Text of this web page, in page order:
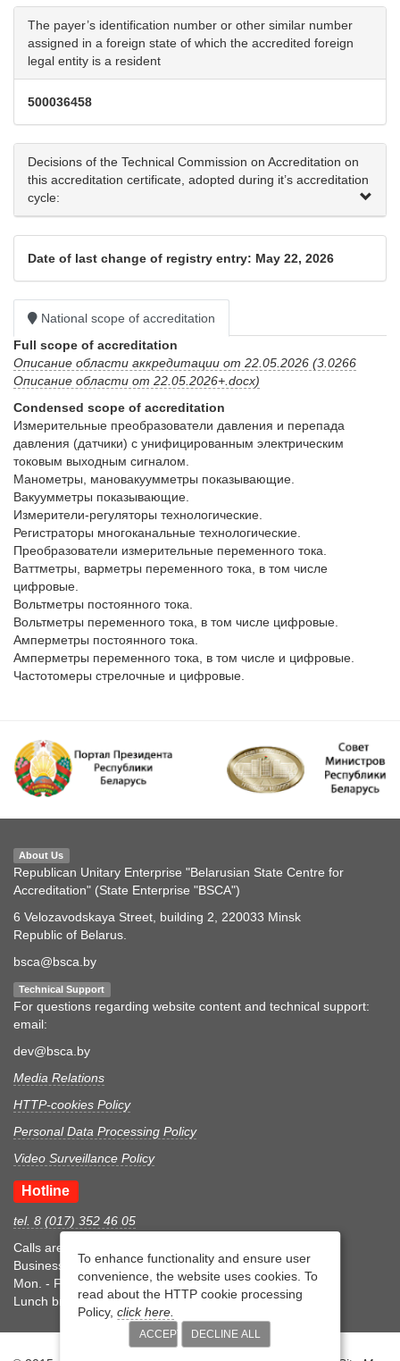
The payer’s identification number or other similar number
assigned in a foreign state of which the accredited foreign
legal entity is a resident
500036458
Decisions of the Technical Commission on Accreditation on
this accreditation certificate, adopted during it’s accreditation
cycle:
Date of last change of registry entry: May 22, 2026
National scope of accreditation
Full scope of accreditation
Описание области аккредитации от 22.05.2026 (3.0266
Описание области от 22.05.2026+.docx)
Condensed scope of accreditation
Измерительные преобразователи давления и перепада
давления (датчики) с унифицированным электрическим
токовым выходным сигналом.
Манометры, мановакуумметры показывающие.
Вакуумметры показывающие.
Измерители-регуляторы технологические.
Регистраторы многоканальные технологические.
Преобразователи измерительные переменного тока.
Ваттметры, варметры переменного тока, в том числе
цифровые.
Вольтметры постоянного тока.
Вольтметры переменного тока, в том числе цифровые.
Амперметры постоянного тока.
Амперметры переменного тока, в том числе и цифровые.
About Us
Republican Unitary Enterprise "Belarusian State Centre for
Accreditation" (State Enterprise "BSCA")
6 Velozavodskaya Street, building 2, 220033 Minsk
Republic of Belarus.
bsca@bsca.by
Technical Support
For questions regarding website content and technical support:
email:
dev@bsca.by
Media Relations
HTTP-cookies Policy
Personal Data Processing Policy
Video Surveillance Policy
Hotline
tel. 8 (017) 352 46 05
Calls are accepted during business hours
Business hours
Mon. - Fri.: 8:30-17:15
Lunch break 12:00-12:45
To enhance functionality and ensure user
convenience, the website uses cookies. To
read about the HTTP cookie processing
Policy,click here.
ACCEPT DECLINE ALL